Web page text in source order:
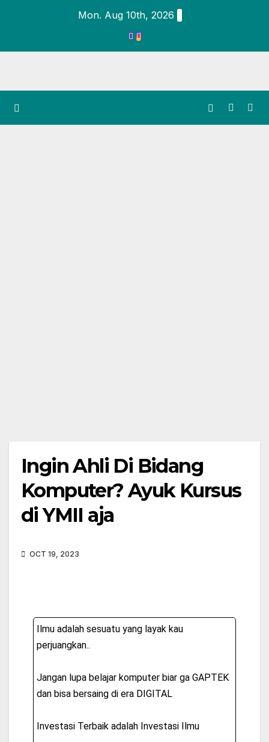
Mon. Aug 10th, 2026
Ingin Ahli Di Bidang
Komputer? Ayuk Kursus
di YMII aja
OCT 19, 2023
Ilmu adalah sesuatu yang layak kau
perjuangkan..
Jangan lupa belajar komputer biar ga GAPTEK
dan bisa bersaing di era DIGITAL
Investasi Terbaik adalah Investasi Ilmu